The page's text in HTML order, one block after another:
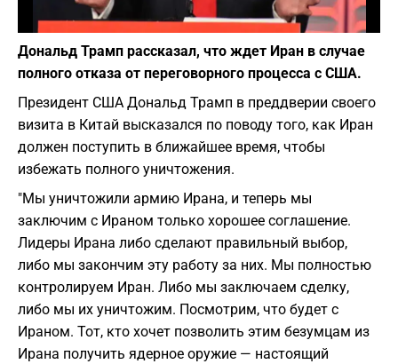
Фото: depositphotos.com
Дональд Трамп рассказал, что ждет Иран в случае
полного отказа от переговорного процесса с США.
Президент США Дональд Трамп в преддверии своего
визита в Китай высказался по поводу того, как Иран
должен поступить в ближайшее время, чтобы
избежать полного уничтожения.
"Мы уничтожили армию Ирана, и теперь мы
заключим с Ираном только хорошее соглашение.
Лидеры Ирана либо сделают правильный выбор,
либо мы закончим эту работу за них. Мы полностью
контролируем Иран. Либо мы заключаем сделку,
либо мы их уничтожим. Посмотрим, что будет с
Ираном. Тот, кто хочет позволить этим безумцам из
Ирана получить ядерное оружие — настоящий